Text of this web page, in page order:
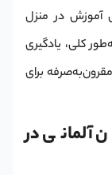
آموزش در منزل
کلی، یادگیری
برای
آلمانی در